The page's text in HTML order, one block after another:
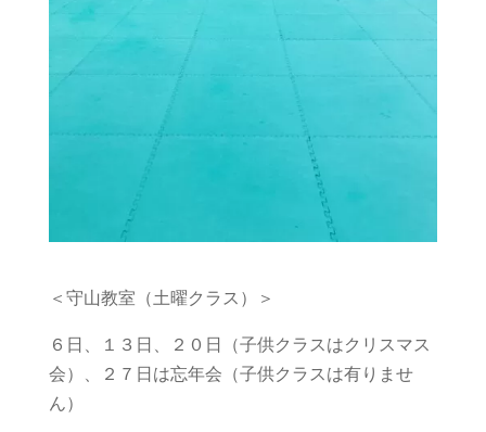
＜守山教室（土曜クラス）＞
６日、１３日、２０日（子供クラスはクリスマス
会）、２７日は忘年会（子供クラスは有りませ
ん）